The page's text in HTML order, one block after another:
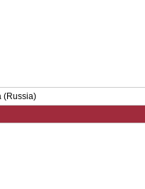
(Russia)